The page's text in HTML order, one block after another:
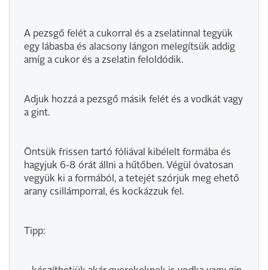
A pezsgő felét a cukorral és a zselatinnal tegyük
egy lábasba és alacsony lángon melegítsük addig
amíg a cukor és a zselatin feloldódik.
Adjuk hozzá a pezsgő másik felét és a vodkát vagy
a gint.
Öntsük frissen tartó fóliával kibélelt formába és
hagyjuk 6-8 órát állni a hűtőben. Végül óvatosan
vegyük ki a formából, a tetejét szórjuk meg ehető
arany csillámporral, és kockázzuk fel.
Tipp: